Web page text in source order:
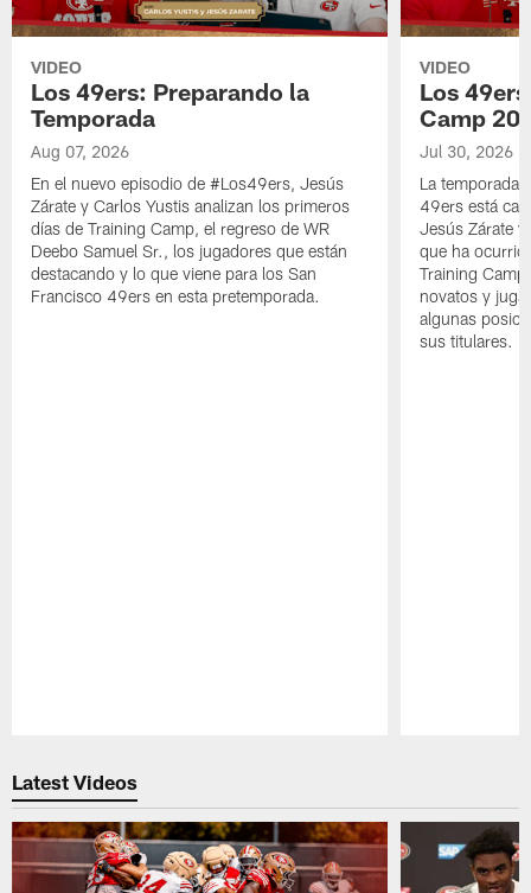
VIDEO
Los 49ers: Preparando la
Temporada
Aug 07, 2026
En el nuevo episodio de #Los49ers, Jesús
Zárate y Carlos Yustis analizan los primeros
días de Training Camp, el regreso de WR
Deebo Samuel Sr., los jugadores que están
destacando y lo que viene para los San
Francisco 49ers en esta pretemporada.
VIDEO
Los
Camp
Jul 30, 2026
La temporada
49ers está
Jesús Zárate
que ha
Training
novatos y
algunas
sus titulares.
Latest Videos